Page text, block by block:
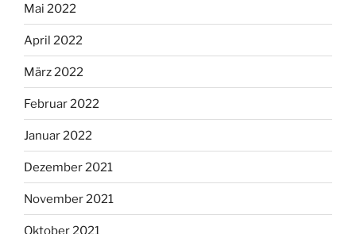
Mai 2022
April 2022
März 2022
Februar 2022
Januar 2022
Dezember 2021
November 2021
Oktober 2021